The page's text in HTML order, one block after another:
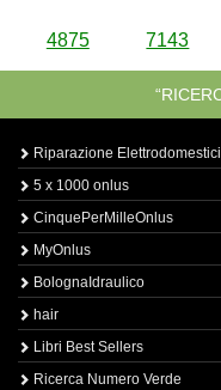
4875 7143
Riparazione Elettrodomestici
5 x 1000 onlus
CinquePerMilleOnlus
MyOnlus
BolognaIdraulico
hair
Libri Best Sellers
Ricerca Numero Verde